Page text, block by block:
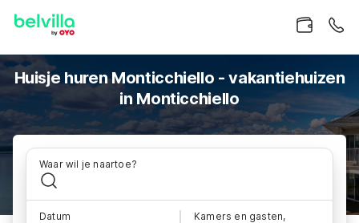
Huisje huren Monticchiello - vakantiehuizen
in Monticchiello
Waar wil je naartoe?
Datum Kamers en gasten,